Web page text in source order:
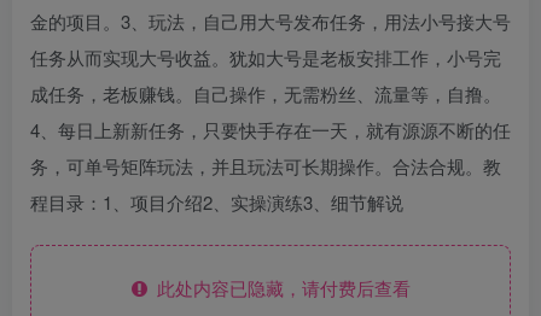
金的项目。3、玩法，自己用大号发布任务，用法小号接大号
任务从而实现大号收益。犹如大号是老板安排工作，小号完
成任务，老板赚钱。自己操作，无需粉丝、流量等，自撸。
4、每日上新新任务，只要快手存在一天，就有源源不断的任
务，可单号矩阵玩法，并且玩法可长期操作。合法合规。教
程目录：1、项目介绍2、实操演练3、细节解说
此处内容已隐藏，请付费后查看